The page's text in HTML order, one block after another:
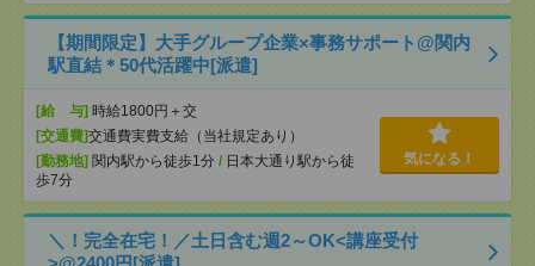
【期間限定】大手グループ企業×事務サポート@関内
駅直結＊50代活躍中[派遣]
[給 与] 時給1800円＋交
[交通費]交通費実費支給（当社規定あり）
[勤務地] 関内駅から徒歩1分 / 日本大通り駅から徒
歩7分
気になる！
＼！完全在宅！／土日含む週2～OK<講座受付